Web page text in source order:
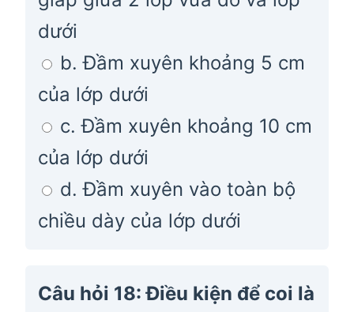
dưới
b. Đầm xuyên khoảng 5 cm
của lớp dưới
c. Đầm xuyên khoảng 10 cm
của lớp dưới
d. Đầm xuyên vào toàn bộ
chiều dày của lớp dưới
Câu hỏi 18: Điều kiện để coi là